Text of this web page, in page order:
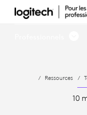
RADISSON
LOGITECH
METTENT
Ressources
10